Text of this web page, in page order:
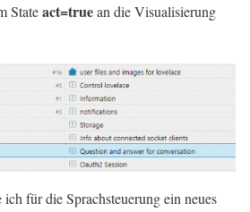
Stateact=truean die Visualisierung
für die Sprachsteuerung ein neues